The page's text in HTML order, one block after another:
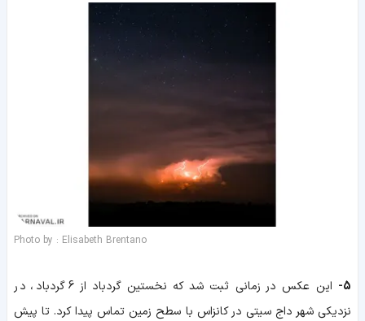
Photo by : Elisabeth Brentano
5-
این عکس در زمانی ثبت شد که نخستین گردباد از 6 گردباد، در
نزدیکی شهر داج سیتی در کانزاس با سطح زمین تماس پیدا کرد. تا پیش